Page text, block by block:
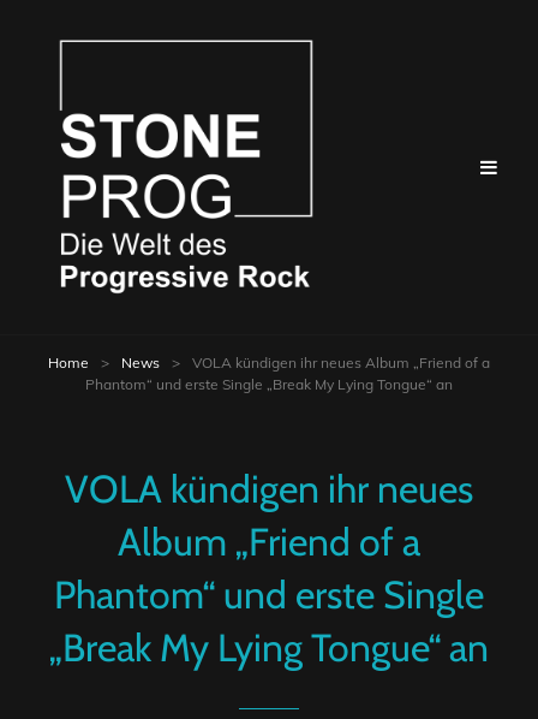
Home > News >
VOLA kündigen ihr neues Album „Friend of a
Phantom“ und erste Single „Break My Lying Tongue“ an
VOLA kündigen ihr neues
Album „Friend of a
Phantom“ und erste Single
„Break My Lying Tongue“ an